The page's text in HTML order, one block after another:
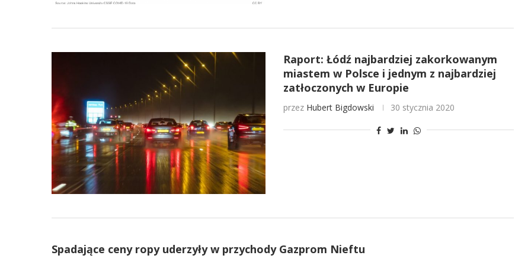
Raport: Łódź najbardziej zakorkowanym
miastem w Polsce i jednym z najbardziej
zatłoczonych w Europie
przez Hubert Bigdowski 30 stycznia 2020
Spadające ceny ropy uderzyły w przychody Gazprom Nieftu